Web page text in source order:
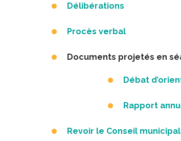
Délibérations
Procès verbal
Documents projetés en
Débat
Rapport
Revoir le Conseil